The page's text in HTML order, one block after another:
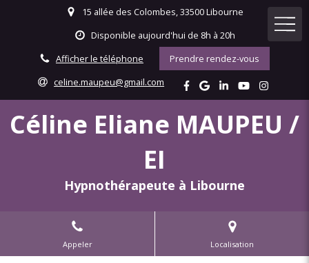
15 allée des Colombes, 33500 Libourne
Disponible aujourd'hui de 8h à 20h
Afficher le téléphone
Prendre rendez-vous
celine.maupeu@gmail.com
Céline Eliane MAUPEU /
EI
Hypnothérapeute à Libourne
Appeler Localisation